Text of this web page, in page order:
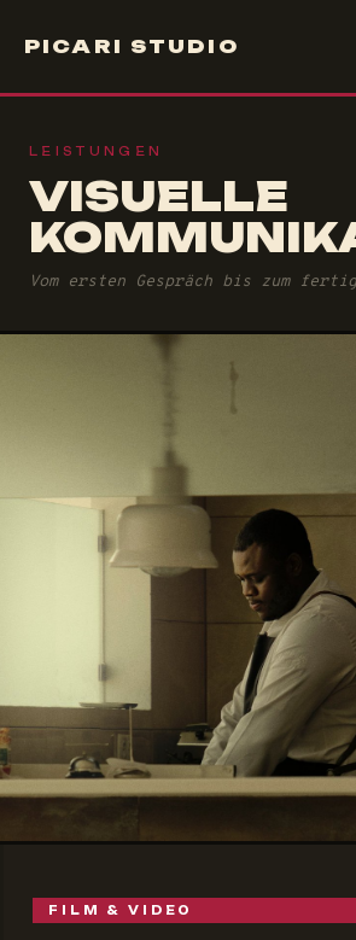
PICARI STUDIO
LEISTUNGEN
VISUELLE
Vom ersten Gespräch bis zum
FILM & VIDEO